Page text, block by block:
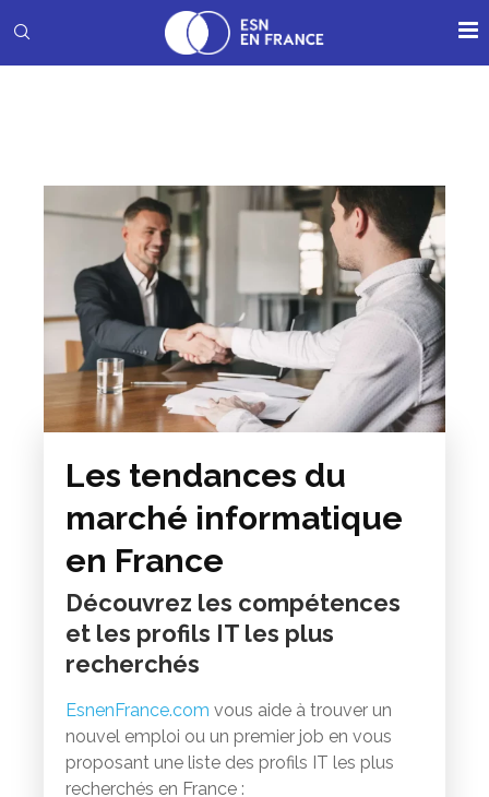
Les tendances du
marché informatique
en France
Découvrez les compétences
et les profils IT les plus
recherchés
EsnenFrance.com vous aide à trouver un
nouvel emploi ou un premier job en vous
proposant une liste des profils IT les plus
recherchés en France :